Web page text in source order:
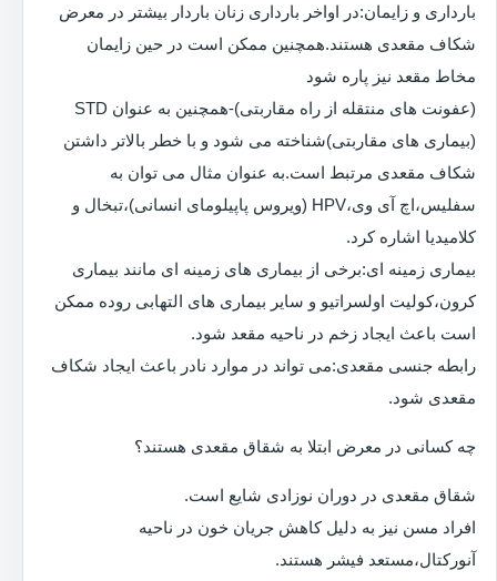
بارداری و زایمان:در اواخر بارداری زنان باردار بیشتر در معرض
شکاف مقعدی هستند.همچنین ممکن است در حین زایمان
مخاط مقعد نیز پاره شود
(عفونت های منتقله از راه مقاربتی)-همچنین به عنوان STD
(بیماری های مقاربتی)شناخته می شود و با خطر بالاتر داشتن
شکاف مقعدی مرتبط است.به عنوان مثال می توان به
سفلیس،اچ آی وی،HPV (ویروس پاپیلومای انسانی)،تبخال و
کلامیدیا اشاره کرد.
بیماری زمینه ای:برخی از بیماری های زمینه ای مانند بیماری
کرون،کولیت اولسراتیو و سایر بیماری های التهابی روده ممکن
است باعث ایجاد زخم در ناحیه مقعد شود.
رابطه جنسی مقعدی:می تواند در موارد نادر باعث ایجاد شکاف
مقعدی شود.
چه کسانی در معرض ابتلا به شقاق مقعدی هستند؟
شقاق مقعدی در دوران نوزادی شایع است.
افراد مسن نیز به دلیل کاهش جریان خون در ناحیه
آنورکتال،مستعد فیشر هستند.